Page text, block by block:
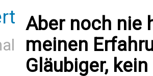
Aber noch
meinen
Gläubiger,